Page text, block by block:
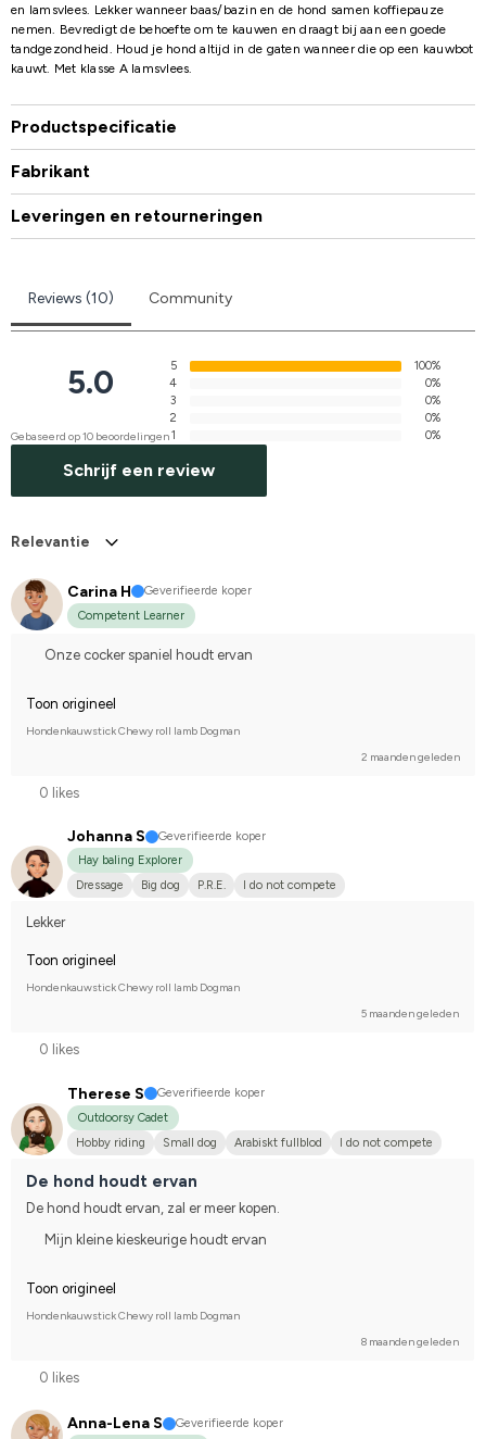
en lamsvlees. Lekker wanneer baas/bazin en de hond samen koffiepauze
nemen. Bevredigt de behoefte om te kauwen en draagt bij aan een goede
tandgezondheid. Houd je hond altijd in de gaten wanneer die op een kauwbot
kauwt. Met klasse A lamsvlees.
Productspecificatie
Fabrikant
Leveringen en retourneringen
Reviews (10) Community
5.0
Gebaseerd op 10 beoordelingen
5
100%
4
0%
3
0%
2
0%
1
0%
Schrijf een review
Relevantie
Carina H
Geverifieerde koper
Competent Learner
Onze cocker spaniel houdt ervan
Toon origineel
Hondenkauwstick Chewy roll lamb Dogman
2 maanden geleden
0 likes
Johanna S
Geverifieerde koper
Hay baling Explorer
Dressage
Big dog P.R.E. I do not compete
Lekker
Toon origineel
Hondenkauwstick Chewy roll lamb Dogman
5 maanden geleden
0 likes
Therese S
Geverifieerde koper
Outdoorsy Cadet
Hobby riding
Small dog Arabiskt fullblod I do not compete
De hond houdt ervan
De hond houdt ervan, zal er meer kopen.
Mijn kleine kieskeurige houdt ervan
Toon origineel
Hondenkauwstick Chewy roll lamb Dogman
8 maanden geleden
0 likes
Anna-Lena S Geverifieerde koper